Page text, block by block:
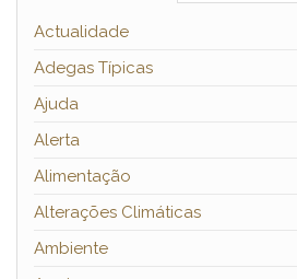
Actualidade
Adegas Típicas
Ajuda
Alerta
Alimentação
Alterações Climáticas
Ambiente